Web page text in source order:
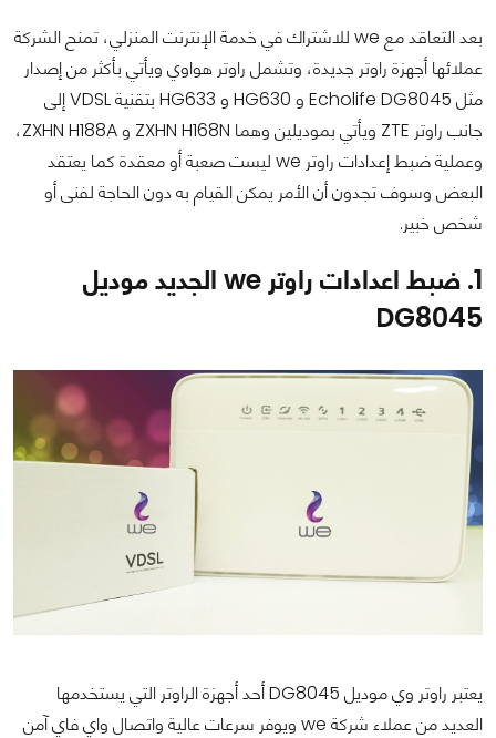
بعد التعاقد مع we للاشتراك في خدمة الإنترنت المنزلي، تمنح الشركة
عملائها أجهزة راوتر جديدة، وتشمل راوتر هواوي ويأتي بأكثر من إصدار
مثل Echolife DG8045 و HG630 و HG633 بتقنية VDSL إلى
جانب راوتر ZTE ويأتي بموديلين وهما ZXHN H168N و ZXHN H188A،
وعملية ضبط إعدادات راوتر we ليست صعبة أو معقدة كما يعتقد
البعض وسوف تجدون أن الأمر يمكن القيام به دون الحاجة لفنى أو
شخص خبير.
1. ضبط اعدادات راوتر we الجديد موديل
DG8045
يعتبر راوتر وي موديل DG8045 أحد أجهزة الراوتر التي يستخدمها
العديد من عملاء شركة we ويوفر سرعات عالية واتصال واي فاي آمن